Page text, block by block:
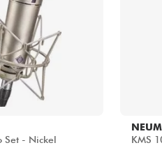
Set - Nickel
KMS